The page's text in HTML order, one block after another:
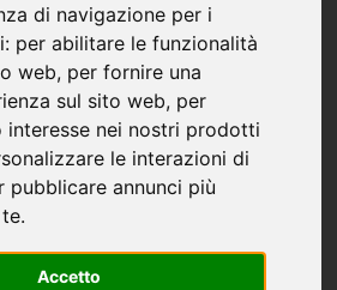
di navigazione per i
per abilitare le funzionalità
web, per fornire una
sul sito web, per
interesse nei nostri prodotti
le interazioni di
pubblicare annunci più
.
Accetto